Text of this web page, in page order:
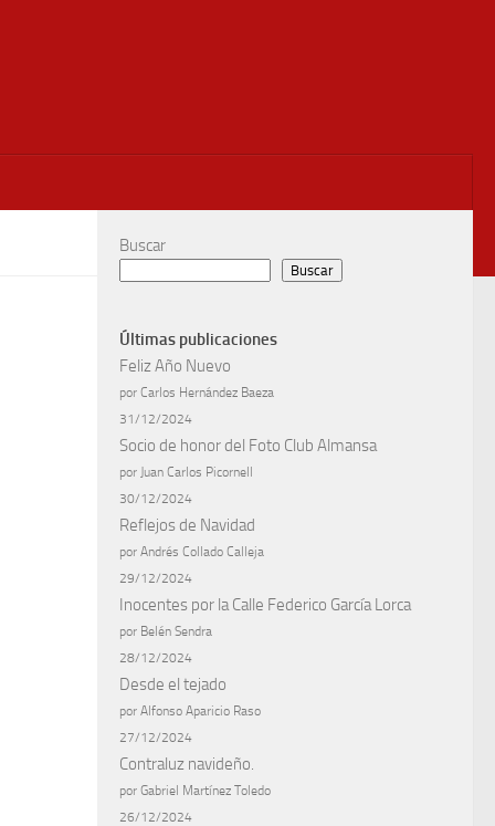
Buscar
Buscar
Últimas publicaciones
Feliz Año Nuevo
por Carlos Hernández Baeza
31/12/2024
Socio de honor del Foto Club Almansa
por Juan Carlos Picornell
30/12/2024
Reflejos de Navidad
por Andrés Collado Calleja
29/12/2024
Inocentes por la Calle Federico García Lorca
por Belén Sendra
28/12/2024
Desde el tejado
por Alfonso Aparicio Raso
27/12/2024
Contraluz navideño.
por Gabriel Martínez Toledo
26/12/2024